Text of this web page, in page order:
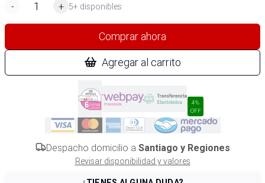
-
+ 5+ disponibles
Comprar ahora
Agregar al carrito
4%
OFF
Despacho domicilio a Santiago y Regiones
Revisar disponibilidad y valores